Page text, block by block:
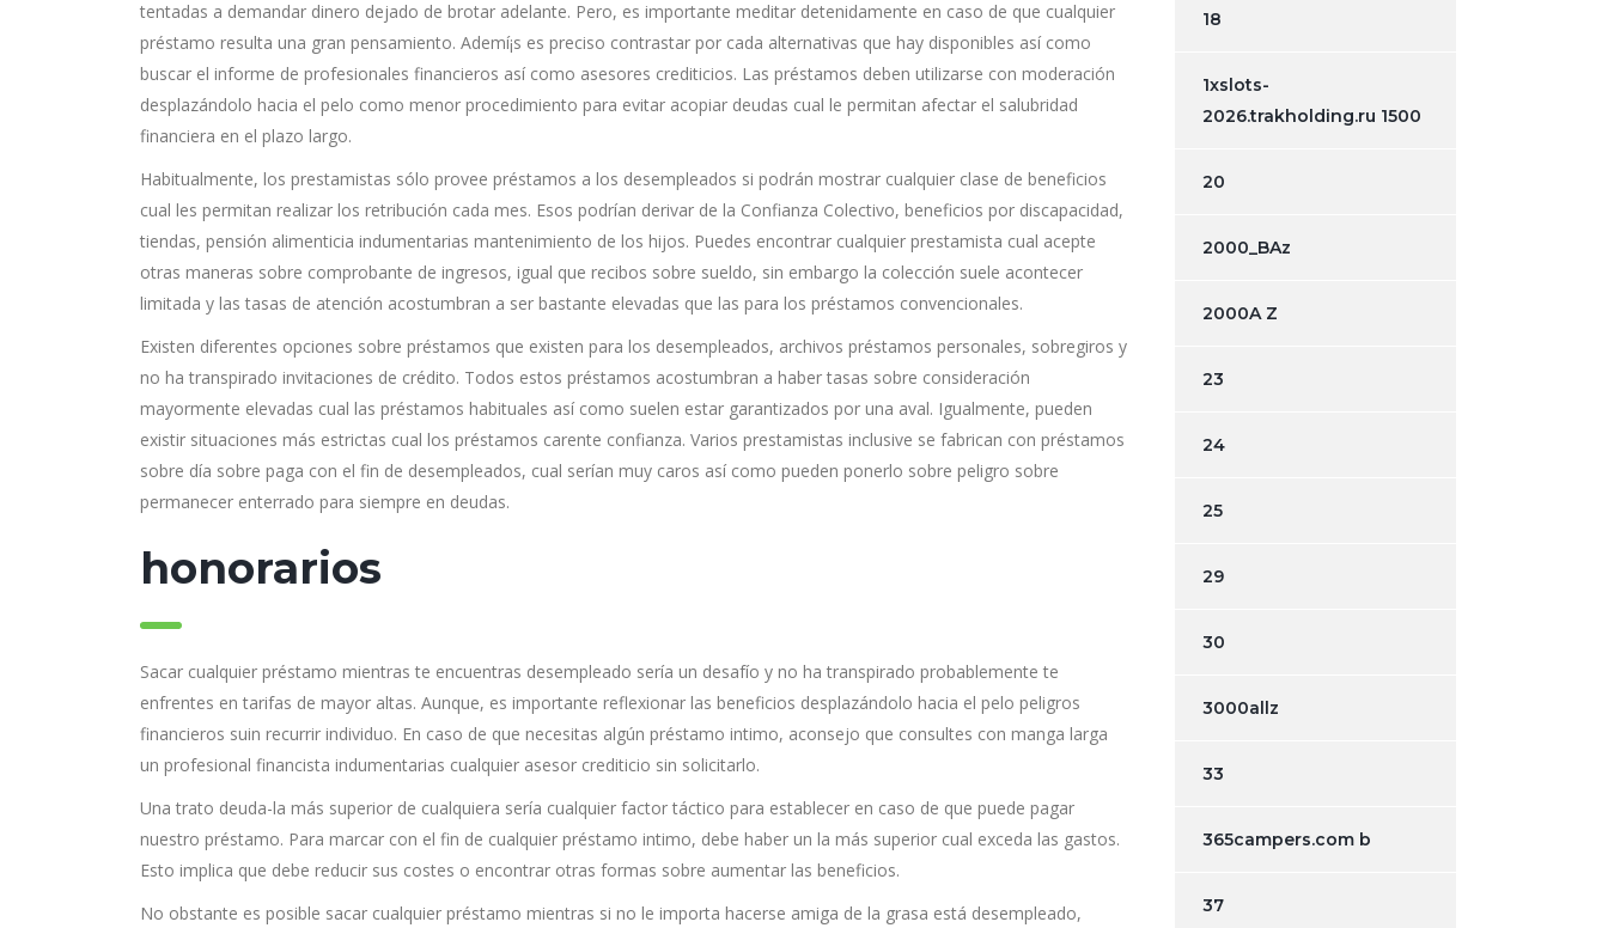
tentadas a demandar dinero dejado de brotar adelante. Pero, es importante meditar detenidamente en caso de que cualquier
préstamo resulta una gran pensamiento. Ademí¡s es preciso contrastar por cada alternativas que hay disponibles así­ como
buscar el informe de profesionales financieros así­ como asesores crediticios. Las préstamos deben utilizarse con moderación
desplazándolo hacia el pelo como menor procedimiento para evitar acopiar deudas cual le permitan afectar el salubridad
financiera en el plazo largo.
Habitualmente, los prestamistas sólo provee préstamos a los desempleados si podrán mostrar cualquier clase de beneficios
cual les permitan realizar los retribución cada mes. Esos podrían derivar de la Confianza Colectivo, beneficios por discapacidad,
tiendas, pensión alimenticia indumentarias mantenimiento de los hijos. Puedes encontrar cualquier prestamista cual acepte
otras maneras sobre comprobante de ingresos, igual que recibos sobre sueldo, sin embargo la colección suele acontecer
limitada y las tasas de atención acostumbran a ser bastante elevadas que las para los préstamos convencionales.
Existen diferentes opciones sobre préstamos que existen para los desempleados, archivos préstamos personales, sobregiros y
no ha transpirado invitaciones de crédito. Todos estos préstamos acostumbran a haber tasas sobre consideración
mayormente elevadas cual las préstamos habituales así­ como suelen estar garantizados por una aval. Igualmente, pueden
existir situaciones más estrictas cual los préstamos carente confianza. Varios prestamistas inclusive se fabrican con préstamos
sobre día sobre paga con el fin de desempleados, cual serían muy caros así­ como pueden ponerlo sobre peligro sobre
permanecer enterrado para siempre en deudas.
honorarios
Sacar cualquier préstamo mientras te encuentras desempleado serí­a un desafío y no ha transpirado probablemente te
enfrentes en tarifas de mayor altas. Aunque, es importante reflexionar las beneficios desplazándolo hacia el pelo peligros
financieros suin recurrir individuo. En caso de que necesitas algún préstamo intimo, aconsejo que consultes con manga larga
un profesional financista indumentarias cualquier asesor crediticio sin solicitarlo.
Una trato deuda-la más superior de cualquiera serí­a cualquier factor táctico para establecer en caso de que puede pagar
nuestro préstamo. Para marcar con el fin de cualquier préstamo intimo, debe haber un la más superior cual exceda las gastos.
Esto implica que debe reducir sus costes o encontrar otras formas sobre aumentar las beneficios.
No obstante es posible sacar cualquier préstamo mientras si no le importa hacerse amiga de la grasa está desempleado,
18
1xslots-
2026.trakholding.ru 1500
20
2000_BAz
2000A Z
23
24
25
29
30
3000allz
33
365campers.com b
37